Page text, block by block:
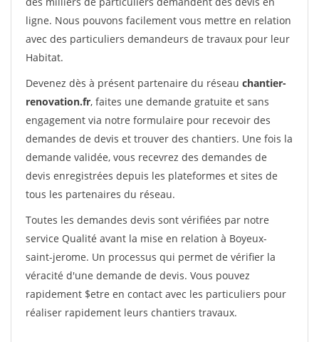
ligne. Nous pouvons facilement vous mettre en relation
avec des particuliers demandeurs de travaux pour leur
Habitat.
Devenez dès à présent partenaire du réseau chantier-
renovation.fr, faites une demande gratuite et sans
engagement via notre formulaire pour recevoir des
demandes de devis et trouver des chantiers. Une fois la
demande validée, vous recevrez des demandes de
devis enregistrées depuis les plateformes et sites de
tous les partenaires du réseau.
Toutes les demandes devis sont vérifiées par notre
service Qualité avant la mise en relation à Boyeux-
saint-jerome. Un processus qui permet de vérifier la
véracité d'une demande de devis. Vous pouvez
rapidement $etre en contact avec les particuliers pour
réaliser rapidement leurs chantiers travaux.